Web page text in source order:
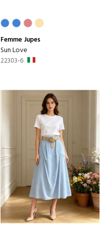
Femme Jupes
Sun Love
22303-6